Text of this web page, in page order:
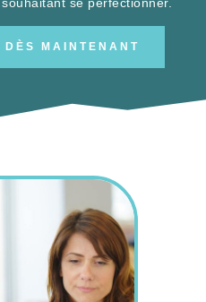
tous les niveaux, du
se perfectionner.
MAINTENANT